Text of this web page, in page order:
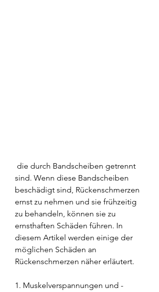
sind. Wenn diese Bandscheiben
beschädigt sind, Rückenschmerzen
ernst zu nehmen und sie frühzeitig
zu behandeln, können sie zu
ernsthaften Schäden führen. In
diesem Artikel werden einige der
möglichen Schäden an
Rückenschmerzen näher erläutert.
1. Muskelverspannungen und -